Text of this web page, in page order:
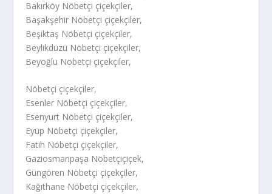
Bakırköy Nöbetçi çiçekçiler,
Başakşehir Nöbetçi çiçekçiler,
Beşiktaş Nöbetçi çiçekçiler,
Beylikdüzü Nöbetçi çiçekçiler,
Beyoğlu Nöbetçi çiçekçiler,
Nöbetçi çiçekçiler,
Esenler Nöbetçi çiçekçiler,
Esenyurt Nöbetçi çiçekçiler,
Eyüp Nöbetçi çiçekçiler,
Fatih Nöbetçi çiçekçiler,
Gaziosmanpaşa Nöbetçiçiçek,
Güngören Nöbetçi çiçekçiler,
Kağıthane Nöbetçi çiçekçiler,